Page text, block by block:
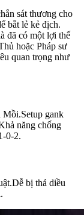
sát thương cho
bắt lẻ kẻ địch.
đã có một lợi thế
hoặc Pháp sư
quan trọng như
gank
năng chống
0-2.
bị thả diều